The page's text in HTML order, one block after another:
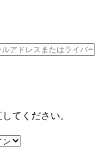
てください。